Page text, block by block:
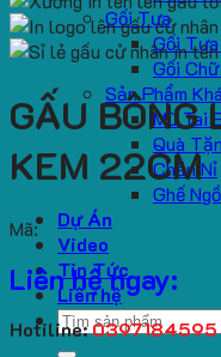
Gối Tựa
Gối
Gối
Sản Phẩm
Mũ Tai
Quà
Chăn Nỉ
Ghế
Dự Án
Video
Tin Tức
Liên hệ
Search
for:
GẤU BÔNG
KEM 22CM
Mã:
Liên hệ ngay:
Hotiline:0397184595